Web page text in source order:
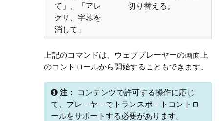
て」、「アレ
クサ、字幕を
消して」
切り替える。
上記のコマンドは、ウェブプレーヤーの画面上
のコントロールから開始することもできます。
注： コンテンツで許可する操作に応じ
て、プレーヤーでトランスポートコントロ
ールをサポートする必要があります。